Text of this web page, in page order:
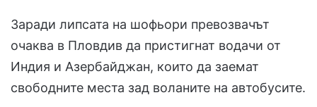
Заради липсата на шофьори превозвачът
очаква в Пловдив да пристигнат водачи от
Индия и Азербайджан, които да заемат
свободните места зад воланите на автобусите.